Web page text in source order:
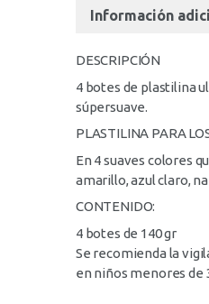
Información
DESCRIPCIÓN
4 botes de plastilina
súpersuave.
PLASTILINA PARA
En 4 suaves colores
amarillo, azul claro,
CONTENIDO:
4 botes de 140 gr
Se recomienda la
en niños menores de